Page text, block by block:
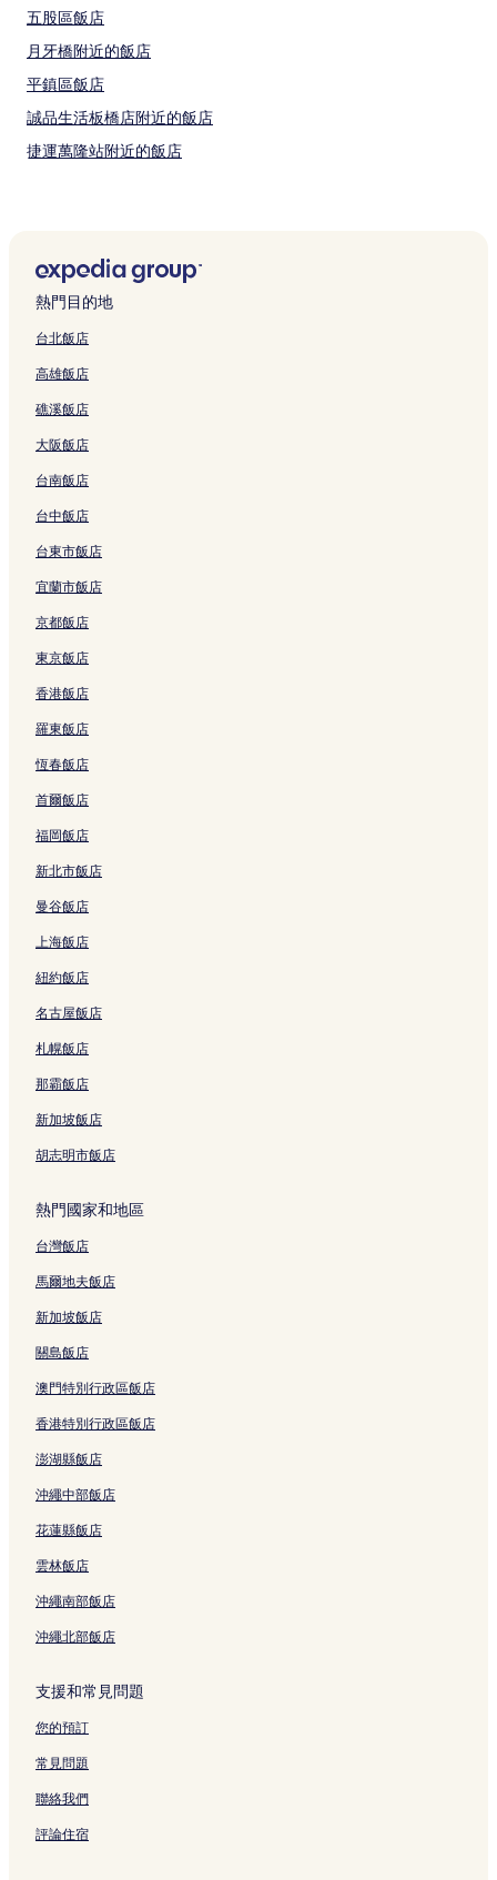
五股區飯店
月牙橋附近的飯店
平鎮區飯店
誠品生活板橋店附近的飯店
捷運萬隆站附近的飯店
大漢橋附近的飯店
楊梅區飯店
桃園市飯店
龍潭區飯店
新莊老街夜市附近的飯店
捷運新埔民生站附近的飯店
艋舺清水巖祖師廟附近的飯店
新莊區飯店
光復橋附近的飯店
中壢內壢火車站附近的飯店
中國民報社附近的飯店
捷運中正紀念堂站附近的飯店
中壢區飯店
板橋第一運動場附近的飯店
捷運中和站附近的飯店
捷運新莊站附近的飯店
捷運亞東醫院站附近的飯店
捷運台電大樓站附近的飯店
捷運輔大站附近的飯店
捷運幸福站附近的飯店
新北市市民廣場附近的飯店
新莊國民運動中心附近的飯店
郭元益糕餅博物館附近的飯店
捷運新埔站附近的飯店
國立中央大學附近的飯店
環球商場附近的飯店
捷運秀朗橋站附近的飯店
捷運南港展覽館站附近的飯店
捷運萬芳醫院站附近的飯店
台北 228 紀念公園附近的飯店
捷運小碧潭站附近的飯店
總統府附近的飯店
熱門目的地
台北飯店
高雄飯店
礁溪飯店
大阪飯店
台南飯店
台中飯店
台東市飯店
宜蘭市飯店
京都飯店
東京飯店
香港飯店
羅東飯店
恆春飯店
首爾飯店
福岡飯店
新北市飯店
曼谷飯店
上海飯店
紐約飯店
名古屋飯店
札幌飯店
那霸飯店
新加坡飯店
胡志明市飯店
熱門國家和地區
台灣飯店
馬爾地夫飯店
新加坡飯店
關島飯店
澳門特別行政區飯店
香港特別行政區飯店
澎湖縣飯店
沖繩中部飯店
花蓮縣飯店
雲林飯店
沖繩南部飯店
沖繩北部飯店
支援和常見問題
您的預訂
常見問題
聯絡我們
評論住宿